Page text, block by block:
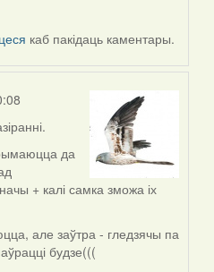
каб пакідаць каментары.
да
+ калі самка зможа іх
але заўтра - гледзячы па
будзе(((